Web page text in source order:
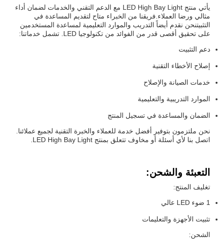
يأتي منتج LED High Bay Light مع الدعم التقني والخدمات لضمان أداء
مثالي ورضا العملاء.فريقنا من الخبراء متاح لتقديم المساعدة في
التثبيتنحن نقدم أيضاً التدريب والموارد التعليمية لمساعدة المستخدمين
على تحقيق أقصى قدر من الفوائد من تكنولوجيا LED. تشمل خدماتنا:
دعم التثبيت
إصلاح الأخطاء التقنية
خدمات الصيانة والإصلاح
الموارد التدريبية والتعليمية
الضمان والمساعدة في تسجيل المنتج
نحن ملتزمون بتوفير أفضل خدمة للعملاء والخبرة التقنية لجميع عملائنا.
اتصل بنا لأي أسئلة أو مخاوف تتعلق بمنتج LED High Bay Light.
التعبئة والشحن:
تغليف المنتج:
1 ضوء LED عالي
تثبيت الأجهزة والتعليمات
الشحن: